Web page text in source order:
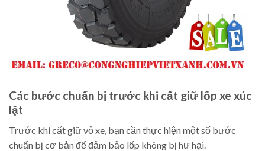
Các bước chuẩn bị trước khi cất giữ lốp xe xúc
lật
Trước khi cất giữ vỏ xe, bạn cần thực hiện một số bước
chuẩn bị cơ bản để đảm bảo lốp không bị hư hại.